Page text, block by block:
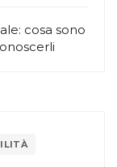
cosa sono